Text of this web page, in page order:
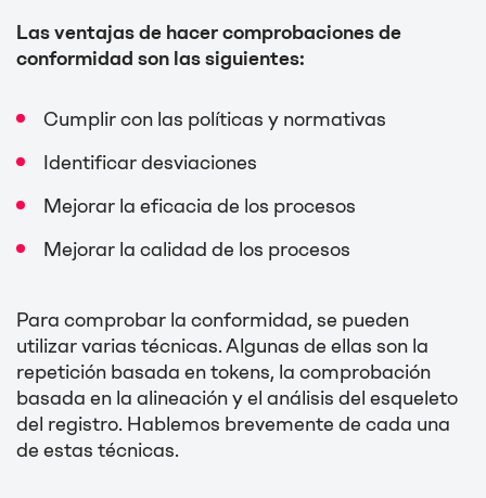
Las ventajas de hacer comprobaciones de
conformidad son las siguientes:
Cumplir con las políticas y normativas
Identificar desviaciones
Mejorar la eficacia de los procesos
Mejorar la calidad de los procesos
Para comprobar la conformidad, se pueden
utilizar varias técnicas. Algunas de ellas son la
repetición basada en tokens, la comprobación
basada en la alineación y el análisis del esqueleto
del registro. Hablemos brevemente de cada una
de estas técnicas.